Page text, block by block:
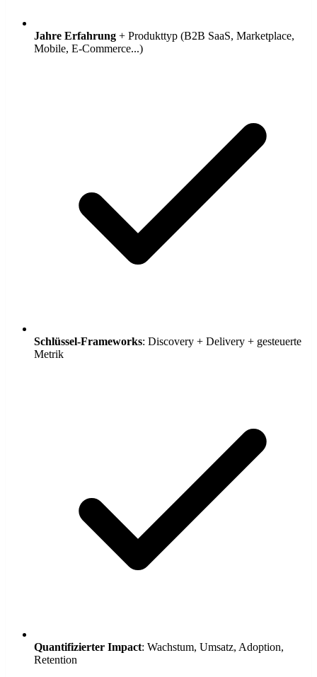
Jahre Erfahrung + Produkttyp (B2B SaaS, Marketplace,
Mobile, E-Commerce...)
Schlüssel-Frameworks: Discovery + Delivery + gesteuerte
Metrik
Quantifizierter Impact: Wachstum, Umsatz, Adoption,
Retention